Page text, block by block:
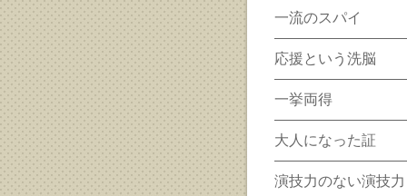
一流のスパイ
応援という洗脳
一挙両得
大人になった証
演技力のない演技力